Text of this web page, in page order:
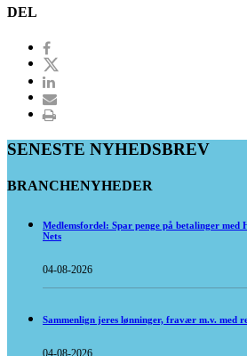
DEL
SENESTE NYHEDSBREV
BRANCHENYHEDER
Medlemsfordel: Spar penge på betalinger
Nets
04-08-2026
Sammenlign jeres lønninger, fravær m.v. med